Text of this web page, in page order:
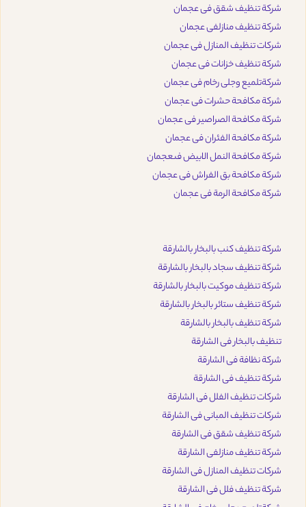
شركة تنظيف شقق فى عجمان
شركة تنظيف منازلفى عجمان
شركات تنظيف المنازل فى عجمان
شركة تنظيف خزانات فى عجمان
شركةتلميع وجلى رخام فى عجمان
شركة مكافحة حشرات فى عجمان
شركة مكافحة الصراصير فى عجمان
شركة مكافحة الفئران فى عجمان
شركة مكافحة النمل الابيض فىعجمان
شركة مكافحة بق الفراش فى عجمان
شركة مكافحة الرمة فى عجمان
شركة تنظيف كنب بالبخار بالشارقة
شركة تنظيف سجاد بالبخار بالشارقة
شركة تنظيف موكيت بالبخار بالشارقة
شركة تنظيف ستائر بالبخار بالشارقة
شركة تنظيف بالبخار بالشارقة
تنظيف بالبخار فى الشارقة
شركة نظافة فى الشارقة
شركة تنظيف فى الشارقة
شركات تنظيف الفلل فى الشارقة
شركات تنظيف المبانى فى الشارقة
شركة تنظيف شقق فى الشارقة
شركة تنظيف منازلفى الشارقة
شركات تنظيف المنازل فى الشارقة
شركة تنظيف فلل فى الشارقة